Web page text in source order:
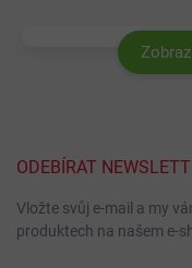
ODEBÍRAT
Vložte svůj e-mail a my
produktech na našem e-